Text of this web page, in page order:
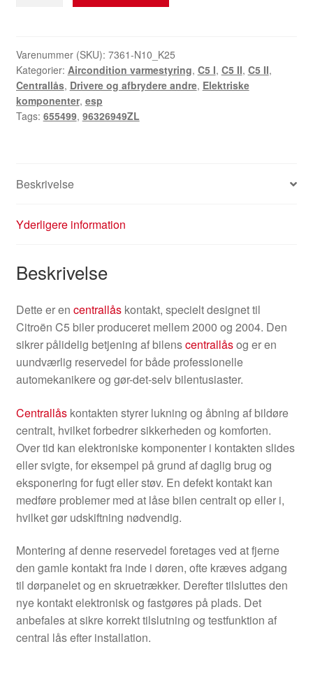
96326949ZL
655499
antal
Varenummer (SKU): 7361-N10_K25
Kategorier: Aircondition varmestyring, C5 I, C5 II, C5 II,
Centrallås, Drivere og afbrydere andre, Elektriske
komponenter, esp
Tags: 655499, 96326949ZL
Beskrivelse
Yderligere information
Beskrivelse
Dette er en centrallåskontakt, specielt designet til
Citroën C5 biler produceret mellem 2000 og 2004. Den
sikrer pålidelig betjening af bilenscentrallåsog er en
uundværlig reservedel for både professionelle
automekanikere og gør-det-selv bilentusiaster.
Centrallåskontakten styrer lukning og åbning af bildøre
centralt, hvilket forbedrer sikkerheden og komforten.
Over tid kan elektroniske komponenter i kontakten slides
eller svigte, for eksempel på grund af daglig brug og
eksponering for fugt eller støv. En defekt kontakt kan
medføre problemer med at låse bilen centralt op eller i,
hvilket gør udskiftning nødvendig.
Montering af denne reservedel foretages ved at fjerne
den gamle kontakt fra inde i døren, ofte kræves adgang
til dørpanelet og en skruetrækker. Derefter tilsluttes den
nye kontakt elektronisk og fastgøres på plads. Det
anbefales at sikre korrekt tilslutning og testfunktion af
central lås efter installation.